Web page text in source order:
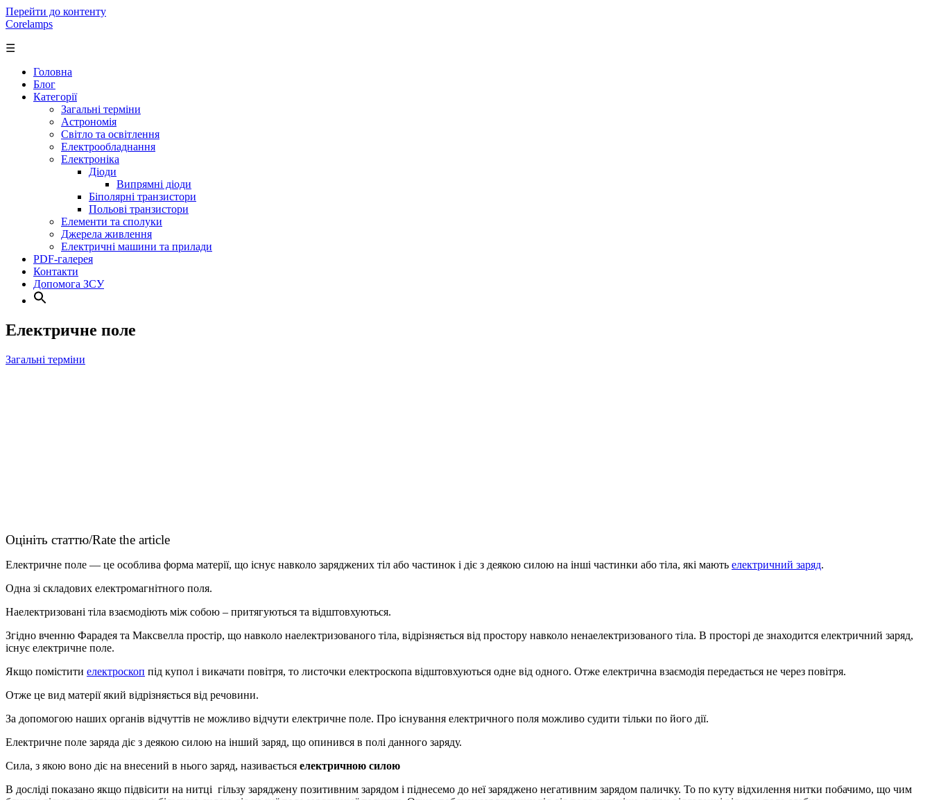
Перейти до контенту
Corelamps
☰
Головна
Блог
Категорії
Загальні терміни
Астрономія
Світло та освітлення
Електрообладнання
Електроніка
Діоди
Випрямні діоди
Біполярні транзистори
Польові транзистори
Елементи та сполуки
Джерела живлення
Електричні машини та прилади
PDF-галерея
Контакти
Допомога ЗСУ
Електричне поле
Загальні терміни
Оцініть статтю/Rate the article
Електричне поле — це особлива форма матерії, що існує навколо заряджених тіл або частинок і діє з деякою силою на інші частинки або тіла, які мають електричний заряд.
Одна зі складових електромагнітного поля.
Наелектризовані тіла взаємодіють між собою – притягуються та відштовхуються.
Згідно вченню Фарадея та Максвелла простір, що навколо наелектризованого тіла, відрізняється від простору навколо ненаелектризованого тіла. В просторі де знаходится електричний заряд,
існує електричне поле.
Якщо помістити електроскоп під купол і викачати повітря, то листочки електроскопа відштовхуються одне від одного. Отже електрична взаємодія передається не через повітря.
Отже це вид матерії який відрізняється від речовини.
За допомогою наших органів відчуттів не можливо відчути електричне поле. Про існування електричного поля можливо судити тільки по його дії.
Електричне поле заряда діє з деякою силою на інший заряд, що опинився в полі данного заряду.
Сила, з якою воно діє на внесений в нього заряд, називається електричною силою
В досліді показано якщо підвісити на нитці гільзу заряджену позитивним зарядом і піднесемо до неї заряджено негативним зарядом паличку. То по куту відхилення нитки побачимо, що чим